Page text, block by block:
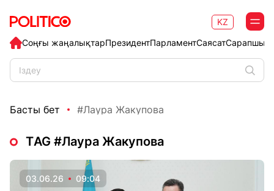
Соңғы жаңалықтарПрезидентПарламентСаясат
KZ
Басты бет #Лаура Жакупова
ТAG #Лаура Жакупова
03.06.26 09:04